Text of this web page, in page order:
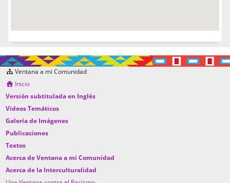
Ventana a mi Comunidad
Inicio
Versión subtitulada en Inglés
Videos Temáticos
Galería de Imágenes
Publicaciones
Textos
Acerca de Ventana a mi Comunidad
Acerca de la Interculturalidad